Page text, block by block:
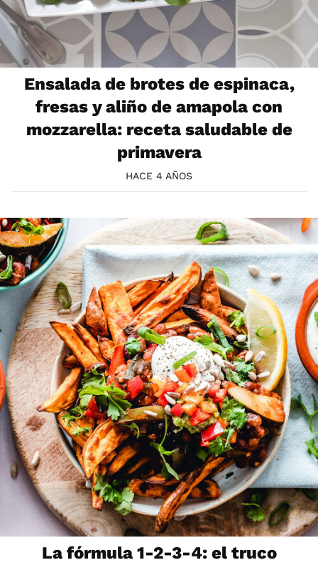
Ensalada de brotes de espinaca,
fresas y aliño de amapola con
mozzarella: receta saludable de
primavera
HACE 4 AÑOS
La fórmula 1-2-3-4: el truco